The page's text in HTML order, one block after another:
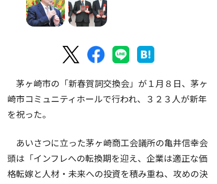
茅ヶ崎市の「新春賀詞交換会」が１月８日、茅ヶ
崎市コミュニティホールで行われ、３２３人が新年
を祝った。
あいさつに立った茅ヶ崎商工会議所の亀井信幸会
頭は「インフレへの転換期を迎え、企業は適正な価
格転嫁と人材・未来への投資を積み重ね、攻めの決